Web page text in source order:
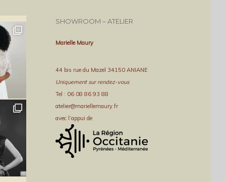
SHOWROOM – ATELIER
Marielle Maury
44 bis rue du Mazel 34150 ANIANE
Uniquement sur rendez-vous
Tel : 06 08 86 93 88
atelier@mariellemaury.fr
avec l’appui de